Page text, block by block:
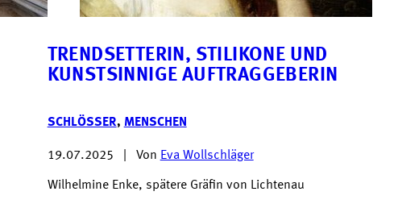
TRENDSETTERIN, STILIKONE UND
KUNSTSINNIGE AUFTRAGGEBERIN
SCHLÖSSER, MENSCHEN
19.07.2025 Von Eva Wollschläger
Wilhelmine Enke, spätere Gräfin von Lichtenau